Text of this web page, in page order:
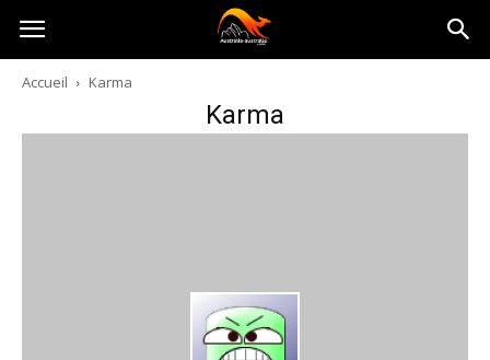
Australia-
australie.com
Accueil Karma
Karma